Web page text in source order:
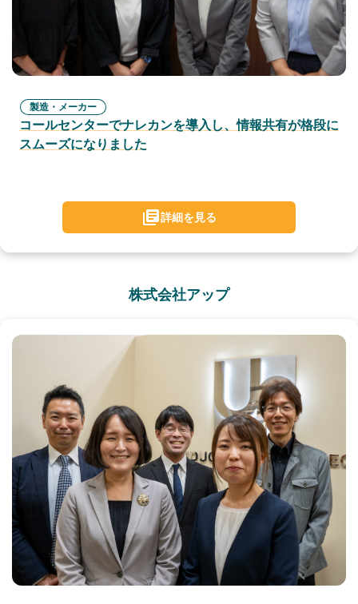
製造・メーカー
コールセンターでナレカンを導入し、情報共有が格段に
スムーズになりました
詳細を見る
株式会社アップ